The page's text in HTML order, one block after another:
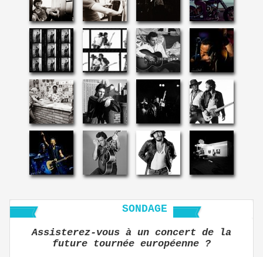
SONDAGE
Assisterez-vous à un concert de la
future tournée européenne ?